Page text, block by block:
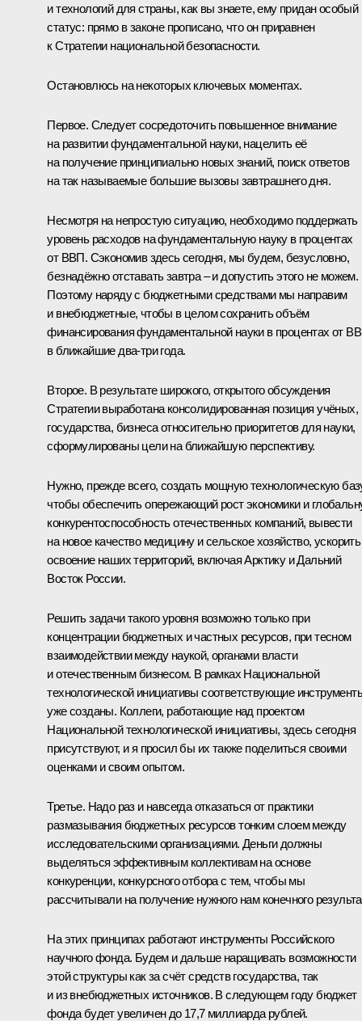
и технологий для страны, как вы знаете, ему придан особый
статус: прямо в законе прописано, что он приравнен
к Стратегии национальной безопасности.
Остановлюсь на некоторых ключевых моментах.
Первое. Следует сосредоточить повышенное внимание
на развитии фундаментальной науки, нацелить её
на получение принципиально новых знаний, поиск ответов
на так называемые большие вызовы завтрашнего дня.
Несмотря на непростую ситуацию, необходимо поддержать
уровень расходов на фундаментальную науку в процентах
от ВВП. Сэкономив здесь сегодня, мы будем, безусловно,
безнадёжно отставать завтра – и допустить этого не можем.
Поэтому наряду с бюджетными средствами мы направим
и внебюджетные, чтобы в целом сохранить объём
финансирования фундаментальной науки в процентах от
в ближайшие два-три года.
Второе. В результате широкого, открытого обсуждения
Стратегии выработана консолидированная позиция учёных,
государства, бизнеса относительно приоритетов для науки,
сформулированы цели на ближайшую перспективу.
Нужно, прежде всего, создать мощную технологическую
чтобы обеспечить опережающий рост экономики и
конкурентоспособность отечественных компаний, вывести
на новое качество медицину и сельское хозяйство, ускорить
освоение наших территорий, включая Арктику и Дальний
Восток России.
Решить задачи такого уровня возможно только при
концентрации бюджетных и частных ресурсов, при тесном
взаимодействии между наукой, органами власти
и отечественным бизнесом. В рамках Национальной
технологической инициативы соответствующие
уже созданы. Коллеги, работающие над проектом
Национальной технологической инициативы, здесь сегодня
присутствуют, и я просил бы их также поделиться своими
оценками и своим опытом.
Третье. Надо раз и навсегда отказаться от практики
размазывания бюджетных ресурсов тонким слоем между
исследовательскими организациями. Деньги должны
выделяться эффективным коллективам на основе
конкуренции, конкурсного отбора с тем, чтобы мы
рассчитывали на получение нужного нам конечного
На этих принципах работают инструменты Российского
научного фонда. Будем и дальше наращивать возможности
этой структуры как за счёт средств государства, так
и из внебюджетных источников. В следующем году бюджет
фонда будет увеличен до 17,7 миллиарда рублей.